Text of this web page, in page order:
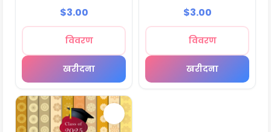
$3.00
विवरण
खरीदना
$3.00
विवरण
खरीदना